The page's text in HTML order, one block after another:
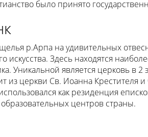
было принято
р.Арпа на удивительных
Здесь находятся
Уникальной является церковь в 2
из церкви Св. Иоанна Крестителя
как резиденция
центров страны.